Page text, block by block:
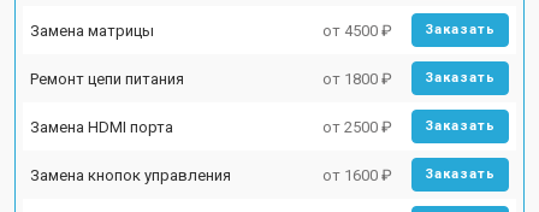
Замена матрицы от 4500 ₽ Заказать
Ремонт цепи питания от 1800 ₽ Заказать
Замена HDMI порта от 2500 ₽ Заказать
Замена кнопок управления от 1600 ₽ Заказать